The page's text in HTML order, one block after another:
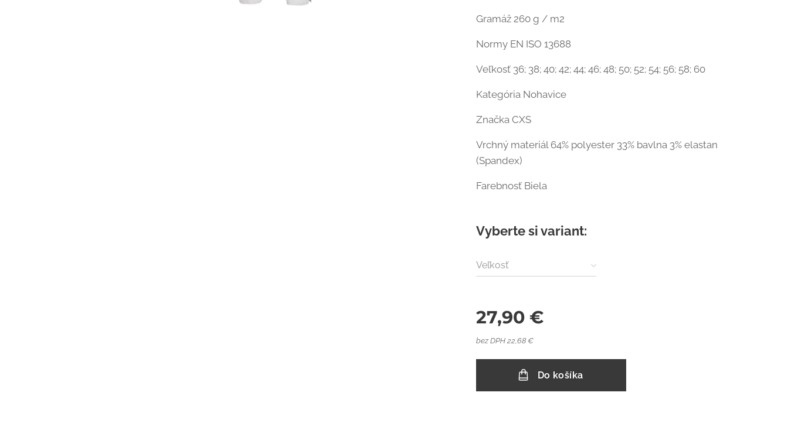
Gramáž 260 g / m2
Normy EN ISO 13688
Veľkosť 36; 38; 40; 42; 44; 46; 48; 50; 52; 54; 56; 58; 60
Kategória Nohavice
Značka CXS
Vrchný materiál 64% polyester 33% bavlna 3% elastan
(Spandex)
Farebnosť Biela
Vyberte si variant:
Veľkosť
27,90 €
bez DPH 22,68 €
Do košíka